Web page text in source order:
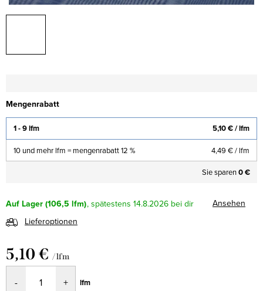
Mengenrabatt
1 - 9 lfm 5,10 €/ lfm
10 und mehr lfm = mengenrabatt 12 % 4,49 €/ lfm
Sie sparen0 €
Auf Lager (106,5 lfm) 14.8.2026
Ansehen
Lieferoptionen
5,10 € / lfm
lfm